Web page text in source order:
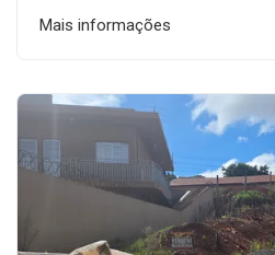
Mais informações